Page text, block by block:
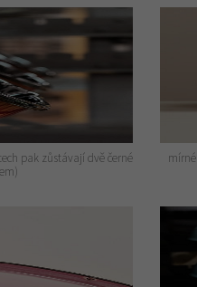
pak zůstávají dvě černé